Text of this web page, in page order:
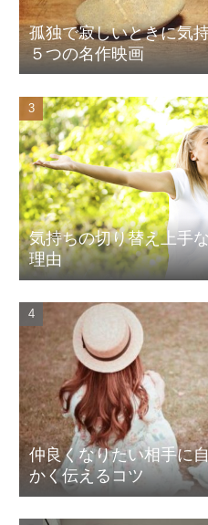
孤独で寂しいときに気
５つの名作映画
気持ちの切り替え上手
理由
仲良くなりたい相手に
かく伝えるコツ